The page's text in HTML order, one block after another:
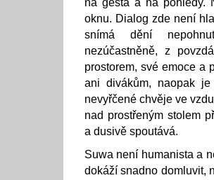
na gesta a na pohledy.
oknu. Dialog zde není
snímá dění
nezúčastněně, z
prostorem, své emoce a
ani divákům, naopak
nevyřčené chvěje ve
nad prostřeným stolem
a dusivě spoutává.
Suwa není humanista a
dokáží snadno domluvit,